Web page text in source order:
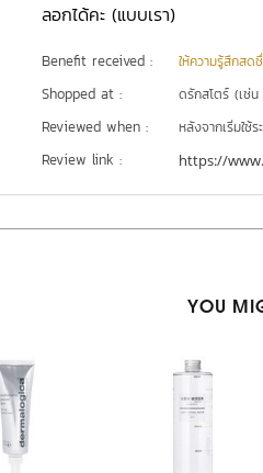
ลอกได้คะ (แบบเรา)
Benefit received : ให้ความรู้สึกสด
Shopped at : ดรักสโตร์ (เช่
Reviewed when : หลังจากเริ่มใช้ร
Review link : https://
YOU